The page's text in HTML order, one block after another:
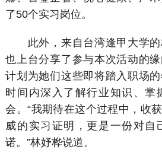
了50个实习岗位。
此外，来自台湾逢甲大学的
也上台分享了参与本次活动的
计划为她们这些即将踏入职场
时间内深入了解行业知识、掌
会。“我期待在这个过程中，收
威的实习证明，更是一份对自
诺。”林妤桦说道。